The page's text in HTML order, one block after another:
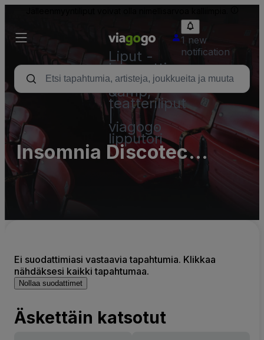
Liput -
konsertti,
urheilu
&amp;
teatteriliput
viagogo
lipputori
1 new
notification
Insomnia Discotec
Parking Lots (InActive)
Ei suodattimiasi vastaavia tapahtumia. Klikkaa
nähdäksesi kaikki tapahtumaa.
Nollaa suodattimet
Äskettäin katsotut